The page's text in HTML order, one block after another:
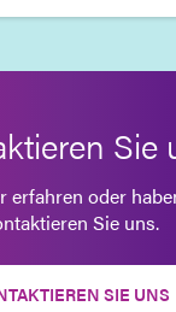
Sie
erfahren oder
Sie uns.
SIE UNS